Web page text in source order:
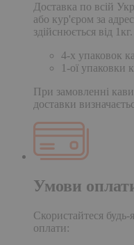
Доставка по всій
або кур'єром за
здійснюється від
4-х упаковок
1-ої упаковки
При замовленні
доставки
Умови
Скористайтеся
оплати: